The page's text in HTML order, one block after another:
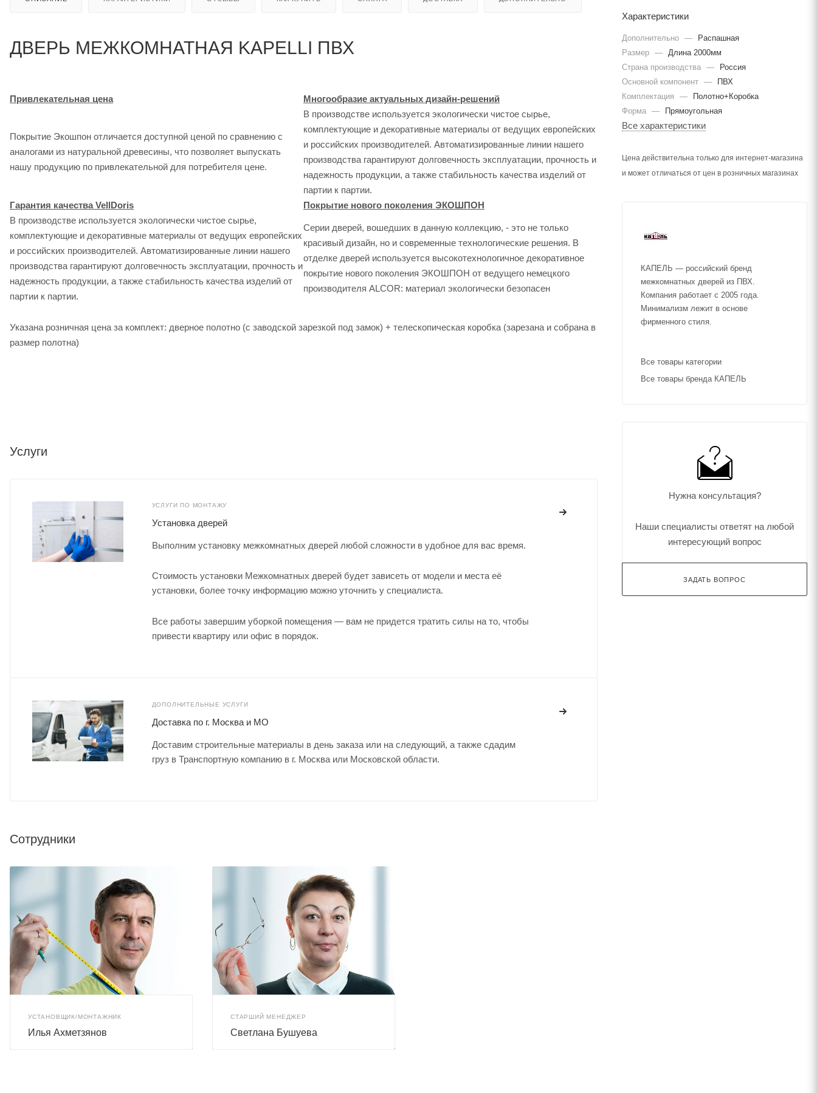
ДВЕРЬ МЕЖКОМНАТНАЯ KAPELLI ПВХ
Привлекательная цена Многообразие актуальных дизайн-решений
Покрытие Экошпон отличается доступной ценой по сравнению с
аналогами из натуральной древесины, что позволяет выпускать
нашу продукцию по привлекательной для потребителя цене.
В производстве используется экологически чистое сырье,
комплектующие и декоративные материалы от ведущих европейских
и российских производителей. Автоматизированные линии нашего
производства гарантируют долговечность эксплуатации, прочность и
надежность продукции, а также стабильность качества изделий от
партии к партии.
Гарантия качества VellDoris
Покрытие нового поколения ЭКОШПОН
В производстве используется экологически чистое сырье,
комплектующие и декоративные материалы от ведущих европейских
и российских производителей. Автоматизированные линии нашего
производства гарантируют долговечность эксплуатации, прочность и
надежность продукции, а также стабильность качества изделий от
партии к партии.
Серии дверей, вошедших в данную коллекцию, - это не только
красивый дизайн, но и современные технологические решения. В
отделке дверей используется высокотехнологичное декоративное
покрытие нового поколения ЭКОШПОН от ведущего немецкого
производителя ALCOR: материал экологически безопасен
Указана розничная цена за комплект: дверное полотно (с заводской зарезкой под замок) + телескопическая коробка (зарезана и собрана в
размер полотна)
Услуги
УСЛУГИ ПО МОНТАЖУ
Установка дверей
Выполним установку межкомнатных дверей любой сложности в удобное для вас время.
Стоимость установки Межкомнатных дверей будет зависеть от модели и места её
установки, более точку информацию можно уточнить у специалиста.
Все работы завершим уборкой помещения — вам не придется тратить силы на то, чтобы
привести квартиру или офис в порядок.
ДОПОЛНИТЕЛЬНЫЕ УСЛУГИ
Доставка по г. Москва и МО
Доставим строительные материалы в день заказа или на следующий, а также сдадим
груз в Транспортную компанию в г. Москва или Московской области.
Сотрудники
УСТАНОВЩИК/МОНТАЖНИК
Илья Ахметзянов
СТАРШИЙ МЕНЕДЖЕР
Светлана Бушуева
Характеристики
Дополнительно —
Распашная
Размер — Длина 2000мм
Страна производства —
Россия
Основной компонент —
ПВХ
Комплектация
—
Полотно+Коробка
Форма — Прямоугольная
Все характеристики
Цена действительна только для интернет-магазина
и может отличаться от цен в розничных магазинах
КАПЕЛЬ — российский бренд
межкомнатных дверей из ПВХ.
Компания работает с 2005 года.
Минимализм лежит в основе
фирменного стиля.
Все товары категории
Все товары бренда КАПЕЛЬ
Нужна консультация?
Наши специалисты ответят на любой
интересующий вопрос
ЗАДАТЬ ВОПРОС